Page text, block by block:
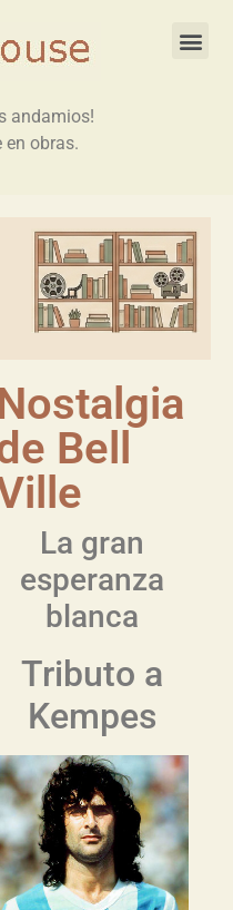
andamios!
en obras.
Bell
La gran
esperanza
blanca
Tributo a
Kempes